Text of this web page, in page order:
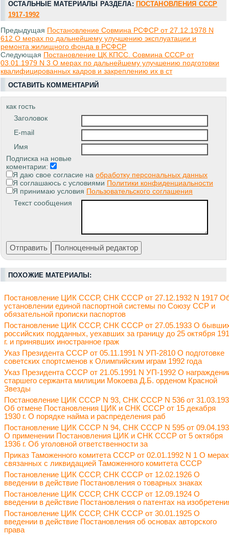
ОСТАЛЬНЫЕ МАТЕРИАЛЫ РАЗДЕЛА: ПОСТАНОВЛЕНИЯ СССР
1917-1992
Предыдущая Постановление Совмина РСФСР от 27.12.1978 N
612 О мерах по дальнейшему улучшению эксплуатации и
ремонта жилищного фонда в РСФСР
Следующая Постановление ЦК КПСС. Совмина СССР от
03.01.1979 N 3 О мерах по дальнейшему улучшению подготовки
квалифицированных кадров и закреплению их в ст
ОСТАВИТЬ КОММЕНТАРИЙ
как гость
Заголовок
E-mail
Имя
Подписка на новые
коментарии:
Я даю свое согласие на обработку персональных данных
Я соглашаюсь с условиями Политики конфиденциальности
Я принимаю условия Пользовательского соглашения
Текст сообщения
ПОХОЖИЕ МАТЕРИАЛЫ:
Постановление ЦИК СССР, СНК СССР от 27.12.1932 N 1917
установлении единой паспортной системы по Союзу ССР и
обязательной прописки паспортов
Постановление ЦИК СССР, СНК СССР от 27.05.1933 О
российских подданных, уехавших за границу до 25 октября
г. и принявших иностранное граж
Указ Президента СССР от 05.11.1991 N УП-2810 О подготовке
советских спортсменов к Олимпийским играм 1992 года
Указ Президента СССР от 21.05.1991 N УП-1992 О
старшего сержанта милиции Мокоева Д.Б. орденом Красной
Звезды
Постановление ЦИК СССР N 93, СНК СССР N 536 от
Об отмене Постановления ЦИК и СНК СССР от 15 декабря
1930 г. О порядке найма и распределения раб
Постановление ЦИК СССР N 94, СНК СССР N 595 от
О применении Постановления ЦИК и СНК СССР от 5 октября
1936 г. Об уголовной ответственности за
Приказ Таможенного комитета СССР от 02.01.1992 N 1 О
связанных с ликвидацией Таможенного комитета СССР
Постановление ЦИК СССР, СНК СССР от 12.02.1926 О
введении в действие Постановления о товарных знаках
Постановление ЦИК СССР, СНК СССР от 12.09.1924 О
введении в действие Постановления о патентах на
Постановление ЦИК СССР, СНК СССР от 30.01.1925 О
введении в действие Постановления об основах авторского
права